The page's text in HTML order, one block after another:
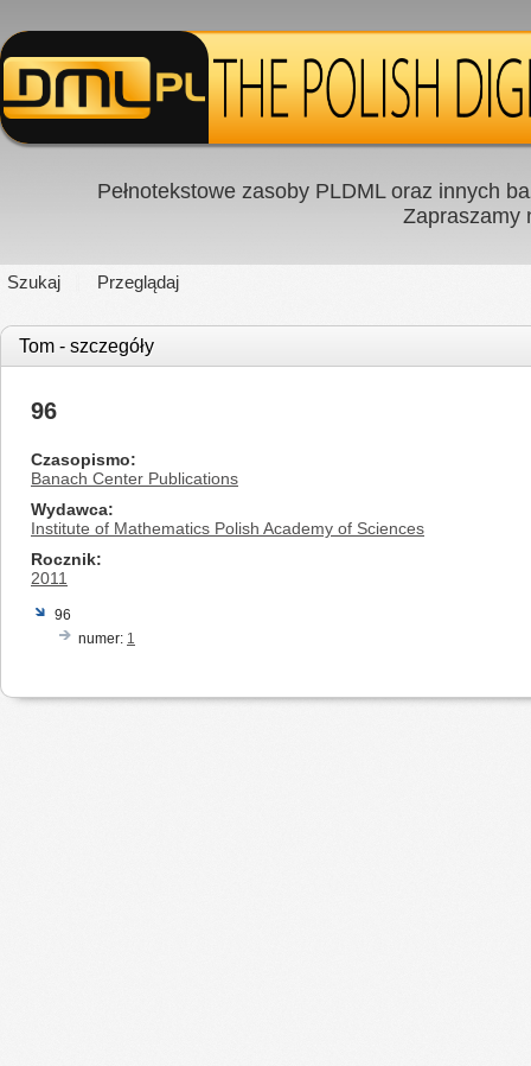
Pełnotekstowe zasoby PLDML oraz innych
Zapraszamy
Szukaj Przeglądaj
Tom - szczegóły
96
Czasopismo
Banach Center Publications
Wydawca
Institute of Mathematics Polish Academy of Sciences
Rocznik
2011
96
numer: 1